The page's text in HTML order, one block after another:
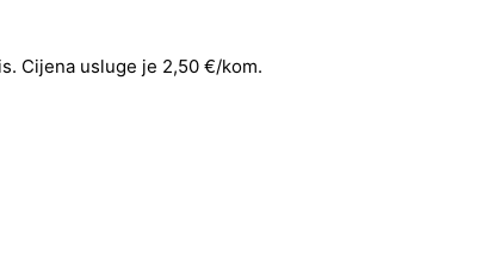
Cijena usluge je 2,50 €/kom.